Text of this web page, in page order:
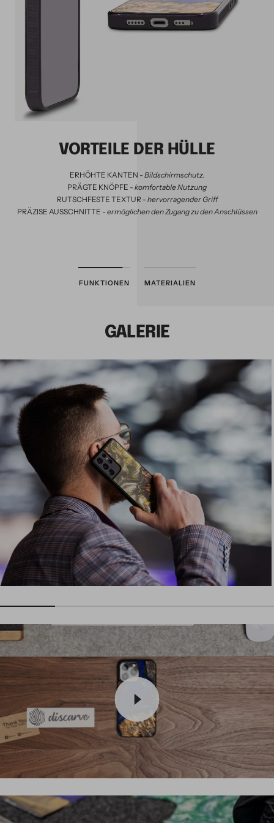
VORTEILE DER HÜLLE
ERHÖHTE KANTEN - Bildschirmschutz.
PRÄGTE KNÖPFE - komfortable Nutzung
RUTSCHFESTE TEXTUR - hervorragender Griff
PRÄZISE AUSSCHNITTE - ermöglichen den Zugang zu den Anschlüssen
FUNKTIONEN MATERIALIEN
GALERIE